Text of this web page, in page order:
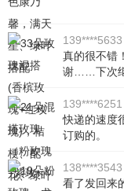
139****5633
真的很不错
谢……下次
139****6251
快递的速度
订购的。
138****3543
看了发回来